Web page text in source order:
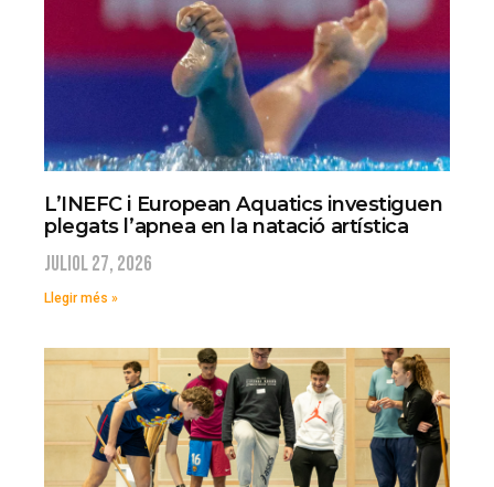
L’INEFC i European Aquatics investiguen
plegats l’apnea en la natació artística
juliol 27, 2026
Llegir més »